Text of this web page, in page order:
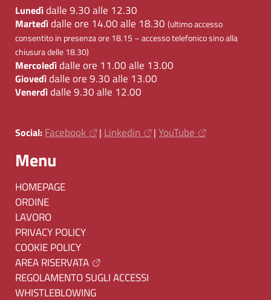
Lunedìdalle 9.30 alle 12.30
Martedìdalle ore 14.00 alle 18.30 (ultimo accesso
consentito in presenza ore 18.15 – accesso telefonico sino alla
chiusura delle 18.30)
Mercoledìdalle ore 11.00 alle 13.00
Giovedìdalle ore 9.30 alle 13.00
Venerdìdalle 9.30 alle 12.00
Social: Facebook | Linkedin | YouTube
Menu
HOMEPAGE
ORDINE
LAVORO
PRIVACY POLICY
COOKIE POLICY
AREA RISERVATA
REGOLAMENTO SUGLI ACCESSI
WHISTLEBLOWING